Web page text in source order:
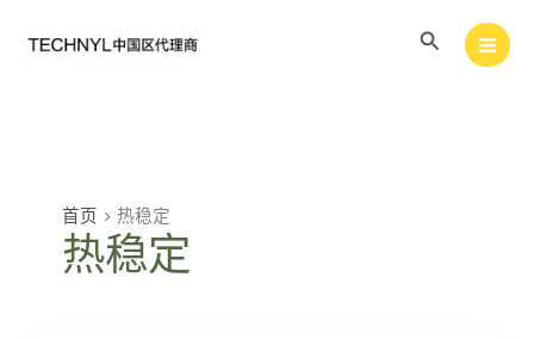
搜
首页 > 热稳定
热稳定